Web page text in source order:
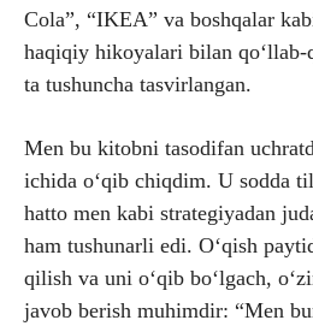
Cola”, “IKEA” va boshqalar
haqiqiy hikoyalari bilan qo‘llab-
ta tushuncha tasvirlangan.
Men bu kitobni tasodifan
ichida o‘qib chiqdim. U sodda
hatto men kabi strategiyadan
ham tushunarli edi. O‘qish
qilish va uni o‘qib bo‘lgach,
javob berish muhimdir: “Men